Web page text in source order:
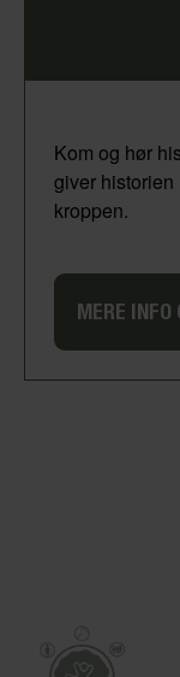
Kom og hør
giver
kroppen.
MERE INFO